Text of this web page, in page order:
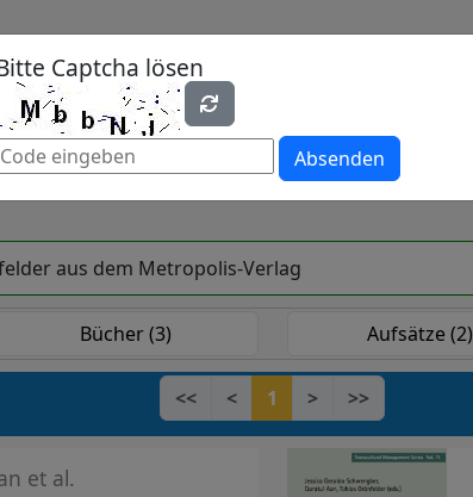
Captcha lösen
Absenden
Periodika Lehrbücher
Open Access
aus dem Metropolis-Verlag
Bücher (3) Aufsätze (2)
<< < 1 > >>
et al.